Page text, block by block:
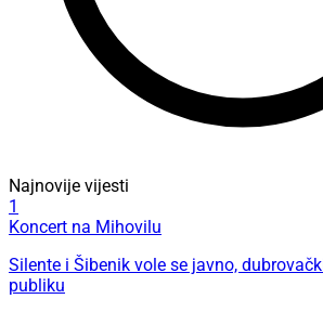
Najnovije vijesti
1
Koncert na Mihovilu
Silente i Šibenik vole se javno,
publiku